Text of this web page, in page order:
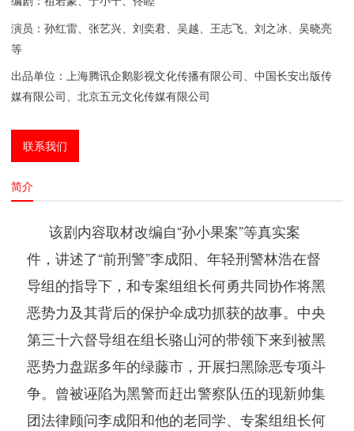
演员：孙红雷、张艺兴、刘奕君、吴越、王志飞、刘之冰、吴晓亮
等
出品单位：上海腾讯企鹅影视文化传播有限公司、中国长安出版传
媒有限公司、北京五元文化传媒有限公司
联系我们
简介
该剧内容取材改编自“孙小果案”等真实案
件，讲述了“前刑警”李成阳、年轻刑警林浩在督
导组的指导下，和专案组组长何勇共同协作将黑
恶势力及其背后的保护伞成功抓获的故事。中央
第三十六督导组在组长骆山河的带领下来到被黑
恶势力盘踞多年的绿藤市，开展扫黑除恶专项斗
争。曾被诬陷为黑警而赶出警察队伍的现新帅集
团法律顾问李成阳和他的老同学、专案组组长何